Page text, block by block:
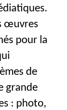
œuvres
pour la
de
grande
: photo,